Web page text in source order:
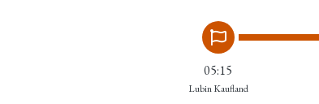
05:15
Lubin Kaufland